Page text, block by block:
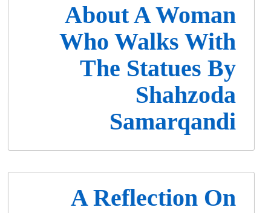
About A Woman
Who Walks With
The Statues By
Shahzoda
Samarqandi
A Reflection On